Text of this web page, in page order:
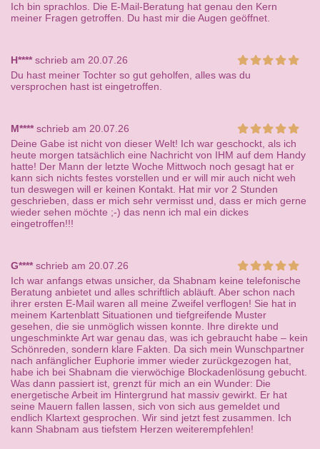
Ich bin sprachlos. Die E-Mail-Beratung hat genau den Kern
meiner Fragen getroffen. Du hast mir die Augen geöffnet.
H****schrieb am 20.07.26
Du hast meiner Tochter so gut geholfen, alles was du
versprochen hast ist eingetroffen.
M****schrieb am 20.07.26
Deine Gabe ist nicht von dieser Welt! Ich war geschockt, als ich
heute morgen tatsächlich eine Nachricht von IHM auf dem Handy
hatte! Der Mann der letzte Woche Mittwoch noch gesagt hat er
kann sich nichts festes vorstellen und er will mir auch nicht weh
tun deswegen will er keinen Kontakt. Hat mir vor 2 Stunden
geschrieben, dass er mich sehr vermisst und, dass er mich gerne
wieder sehen möchte ;-) das nenn ich mal ein dickes
eingetroffen!!!
G****schrieb am 20.07.26
Ich war anfangs etwas unsicher, da Shabnam keine telefonische
Beratung anbietet und alles schriftlich abläuft. Aber schon nach
ihrer ersten E-Mail waren all meine Zweifel verflogen! Sie hat in
meinem Kartenblatt Situationen und tiefgreifende Muster
gesehen, die sie unmöglich wissen konnte. Ihre direkte und
ungeschminkte Art war genau das, was ich gebraucht habe – kein
Schönreden, sondern klare Fakten. Da sich mein Wunschpartner
nach anfänglicher Euphorie immer wieder zurückgezogen hat,
habe ich bei Shabnam die vierwöchige Blockadenlösung gebucht.
Was dann passiert ist, grenzt für mich an ein Wunder: Die
energetische Arbeit im Hintergrund hat massiv gewirkt. Er hat
seine Mauern fallen lassen, sich von sich aus gemeldet und
endlich Klartext gesprochen. Wir sind jetzt fest zusammen. Ich
kann Shabnam aus tiefstem Herzen weiterempfehlen!